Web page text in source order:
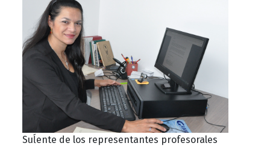
Suĺente de los representantes profesorales